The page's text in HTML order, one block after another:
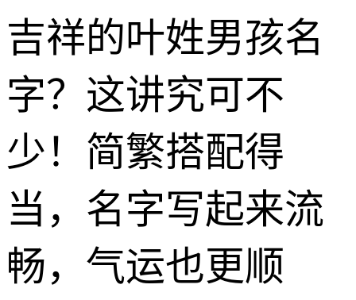
吉祥的叶姓男孩名
字？这讲究可不
少！简繁搭配得
当，名字写起来流
畅，气运也更顺